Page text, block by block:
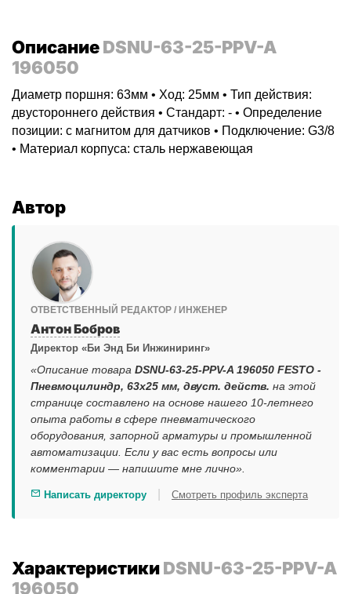
ОписаниеDSNU-63-25-PPV-A
196050
Диаметр поршня: 63мм • Ход: 25мм • Тип действия:
двустороннего действия • Стандарт: - • Определение
позиции: с магнитом для датчиков • Подключение: G3/8
• Материал корпуса: сталь нержавеющая
Автор
ОТВЕТСТВЕННЫЙ РЕДАКТОР / ИНЖЕНЕР
Антон Бобров
Директор «Би Энд Би Инжиниринг»
«Описание товара DSNU-63-25-PPV-A 196050 FESTO -
Пневмоцилиндр, 63x25 мм, двуст. действ. на этой
странице составлено на основе нашего 10-летнего
опыта работы в сфере пневматического
оборудования, запорной арматуры и промышленной
автоматизации. Если у вас есть вопросы или
комментарии — напишите мне лично».
Написать директору Смотреть профиль эксперта
ХарактеристикиDSNU-63-25-PPV-A
196050